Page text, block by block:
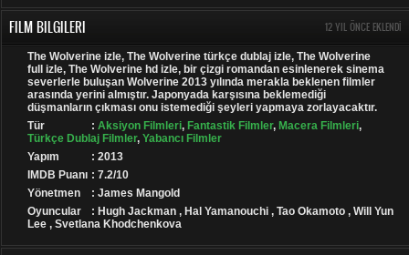
FILM BILGILERI 12 YIL ÖNCE EKLENDI
The Wolverine izle, The Wolverine türkçe dublaj izle, The Wolverine
full izle, The Wolverine hd izle, bir çizgi romandan esinlenerek sinema
severlerle buluşan Wolverine 2013 yılında merakla beklenen filmler
arasında yerini almıştır. Japonyada karşısına beklemediği
düşmanların çıkması onu istemediği şeyleri yapmaya zorlayacaktır.
Tür
: Aksiyon Filmleri, Fantastik Filmler, Macera Filmleri,
Türkçe Dublaj Filmler, Yabancı Filmler
Yapım
: 2013
IMDB Puanı : 7.2/10
Yönetmen
: James Mangold
Oyuncular
: Hugh Jackman , Hal Yamanouchi , Tao Okamoto , Will Yun
Lee , Svetlana Khodchenkova